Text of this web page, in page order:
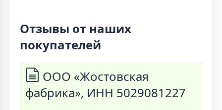
Отзывы от наших
покупателей
ООО «Жостовская
фабрика», ИНН 5029081227